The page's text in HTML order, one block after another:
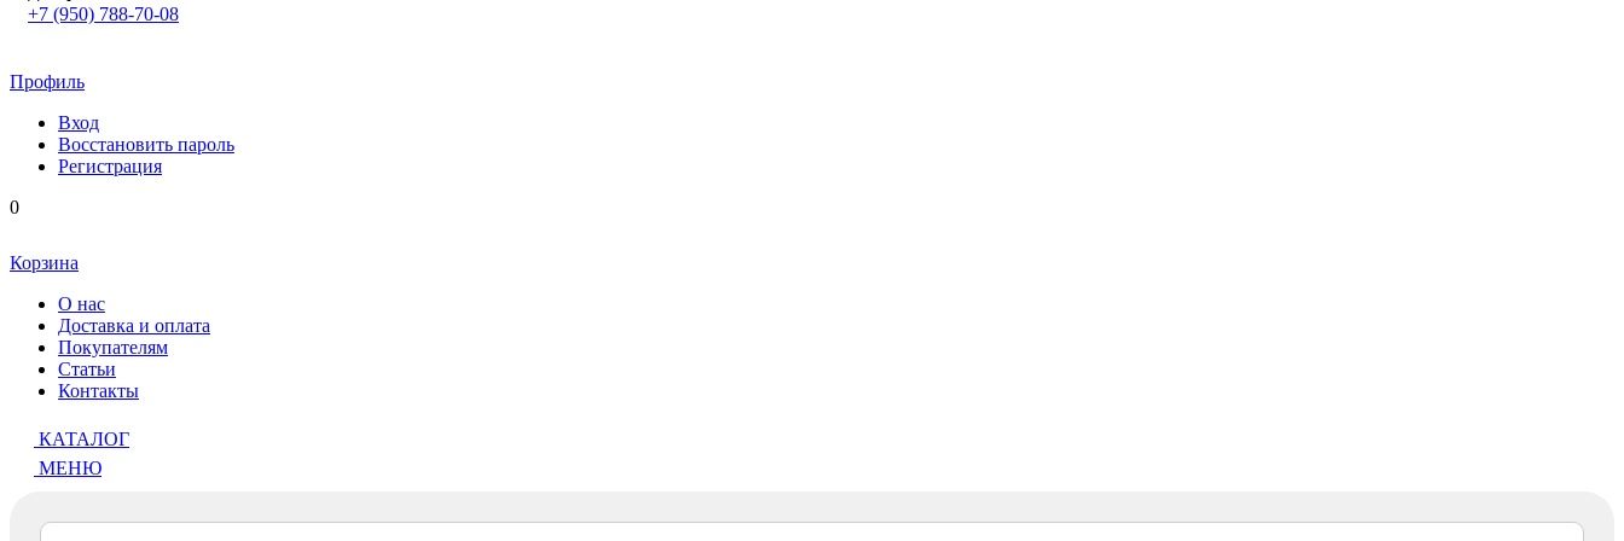
+7 (950) 788-70-08
Профиль
Вход
Восстановить пароль
Регистрация
0
Корзина
О нас
Доставка и оплата
Покупателям
Статьи
Контакты
КАТАЛОГ
МЕНЮ